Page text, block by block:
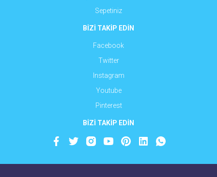
Sepetiniz
BİZİ TAKİP EDİN
Facebook
Twitter
Instagram
Youtube
Pinterest
BİZİ TAKİP EDİN